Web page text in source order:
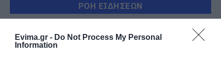
Evima.gr - Do Not Process My Personal
Information
ΡΟΗ ΕΙΔΗΣΕΩΝ
αθλητικό κέντρο στην Εύβοια –
Υπογράφτηκε η σύμβαση